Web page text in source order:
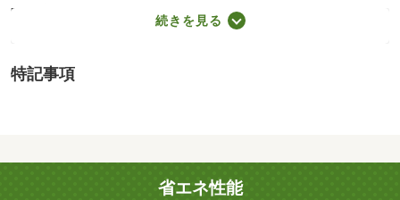
駄な内覧やしつこい営業はありません。「何から始めれば
いいかわからない」「忙しくて来店の時間が取れない」そ
るだけ。お部屋探しを、もっと気軽に、もっとスムーズ
めればいいかわからない」「忙しくて来店の時間が取れな
い」そんな方もご安心ください。まずはＬＩＮＥで条件を
続きを見る
特記事項
省エネ性能